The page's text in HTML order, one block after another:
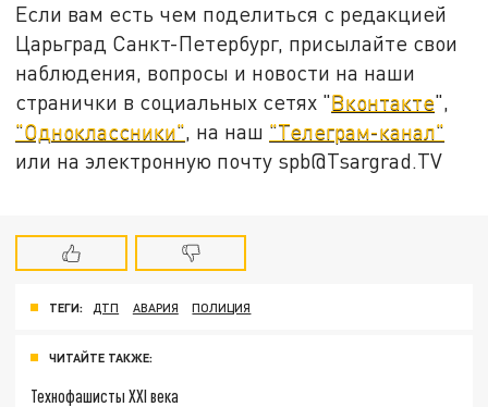
Если вам есть чем поделиться с редакцией
Царьград Санкт-Петербург, присылайте свои
наблюдения, вопросы и новости на наши
странички в социальных сетях "Вконтакте",
"Одноклассники", на наш "Телеграм-канал"
или на электронную почту spb@Tsargrad.TV
ТЕГИ: ДТП АВАРИЯ ПОЛИЦИЯ
ЧИТАЙТЕ ТАКЖЕ:
Технофашисты XXI века